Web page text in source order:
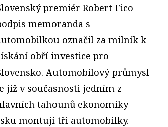
premiér Robert Fico
memoranda s
označil za milník k
obří investice pro
Automobilový průmysl
již v současnosti jedním z
tahounů ekonomiky
montují tři automobilky.